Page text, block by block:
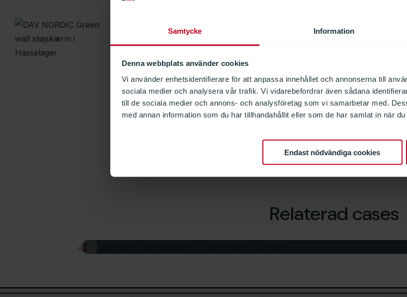
Samtycke Information
Denna webbplats använder cookies
Vi använder enhetsidentifierare för att anpassa innehållet och annonserna till
sociala medier och analysera vår trafik. Vi vidarebefordrar även sådana
till de sociala medier och annons- och analysföretag som vi samarbetar med.
med annan information som du har tillhandahållit eller som de har samlat in när
Endast nödvändiga cookies
Relaterad cases
DAV NORDIC: PET-godkännande för
I samband med byggandet av den då nya 9 500 kvadratmeter stora